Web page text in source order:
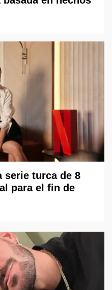
serie turca de 8
para el fin de